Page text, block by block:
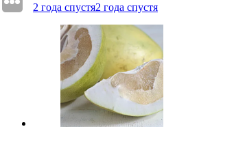
2 года спустя2 года спустя